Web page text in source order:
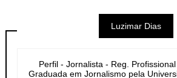
Luzimar Dias
Perfil - Jornalista - Reg. Profissional
Graduada em Jornalismo pela